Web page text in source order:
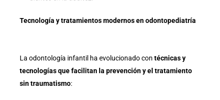
Tecnología y tratamientos modernos en odontopediatría
La odontología infantil ha evolucionado con técnicas y
tecnologías que facilitan la prevención y el tratamiento
sin traumatismo: